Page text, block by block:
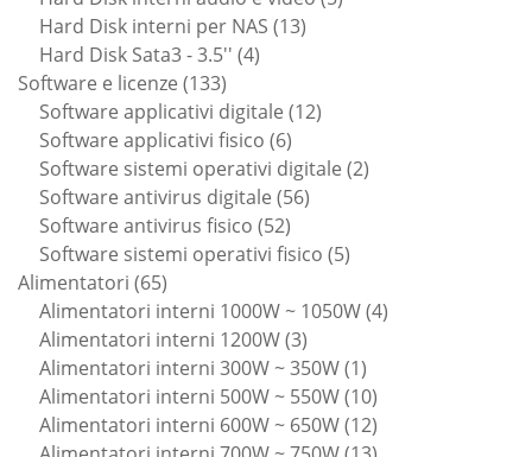
Hard Disk interni per NAS 1313
Hard Disk Sata3 - 3.5'' 44
Software e licenze 133133
prodotti
Software applicativi digitale 1212
Software applicativi fisico 66
prodotti
Software sistemi operativi digitale 22
Software antivirus digitale 5656
Software antivirus fisico 5252
prodotti
Software sistemi operativi fisico 55
Alimentatori 6565
prodotti
Alimentatori interni 1000W ~ 1050W 44
Alimentatori interni 1200W 33
prodotti
Alimentatori interni 300W ~ 350W 11
prodotto
Alimentatori interni 500W ~ 550W 1010
prodotti
Alimentatori interni 600W ~ 650W 1212